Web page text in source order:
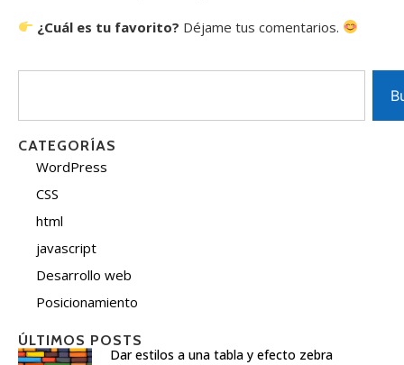
¿Cuál es tu favorito? Déjame tus comentarios.
CATEGORÍAS
WordPress
CSS
html
javascript
Desarrollo web
Posicionamiento
ÚLTIMOS POSTS
Dar estilos a una tabla y efecto zebra